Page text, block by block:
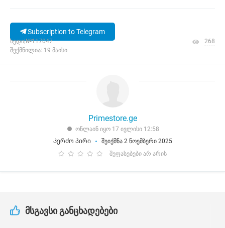
Subscription to Telegram
ხედი|№117047
შექმნილია: 19 მაისი
268
Primestore.ge
ონლაინ იყო 17 ივლისი 12:58
Კერძო პირი
შეიქმნა 2 ნოემბერი 2025
შეფასებები არ არის
მსგავსი განცხადებები